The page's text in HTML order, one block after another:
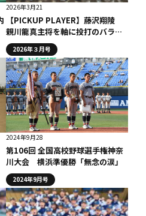
2026年3月21
【PICKUP PLAYER】藤沢翔陵
親川龍真主将を軸に投打のバラン
スが整うチーム
2026年３月号
2024年9月28
第106回 全国高校野球選手権神奈
川大会 横浜準優勝「無念の涙」
2024年9月号